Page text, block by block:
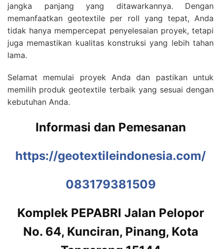
jangka panjang yang ditawarkannya. Dengan
memanfaatkan geotextile per roll yang tepat, Anda
tidak hanya mempercepat penyelesaian proyek, tetapi
juga memastikan kualitas konstruksi yang lebih tahan
lama.
Selamat memulai proyek Anda dan pastikan untuk
memilih produk geotextile terbaik yang sesuai dengan
kebutuhan Anda.
Informasi dan Pemesanan
https://geotextileindonesia.com/
083179381509
Komplek PEPABRI Jalan Pelopor
No. 64, Kunciran, Pinang, Kota